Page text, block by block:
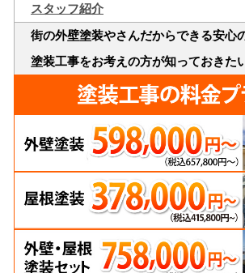
スタッフ紹介
街の外壁塗装やさんだからできる安心
塗装工事をお考えの方が知っておきた